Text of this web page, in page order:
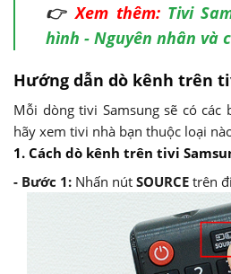
👉 Xem thêm: Tivi
hình - Nguyên nhân và
Hướng dẫn dò kênh trên
Mỗi dòng tivi Samsung sẽ có các
hãy xem tivi nhà bạn thuộc loại
1. Cách dò kênh trên tivi
- Bước 1: Nhấn nút SOURCE trên